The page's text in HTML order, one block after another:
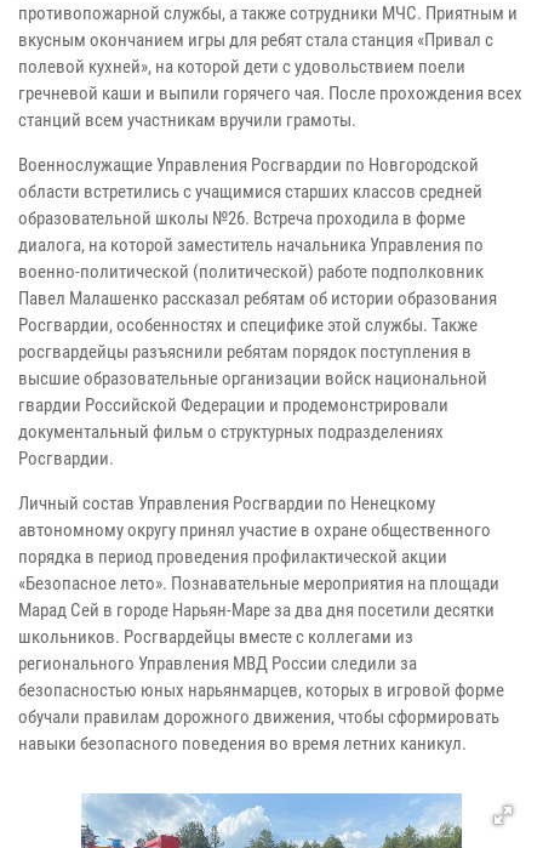
противопожарной службы, а также сотрудники МЧС. Приятным и
вкусным окончанием игры для ребят стала станция «Привал с
полевой кухней», на которой дети с удовольствием поели
гречневой каши и выпили горячего чая. После прохождения всех
станций всем участникам вручили грамоты.
Военнослужащие Управления Росгвардии по Новгородской
области встретились с учащимися старших классов средней
образовательной школы №26. Встреча проходила в форме
диалога, на которой заместитель начальника Управления по
военно-политической (политической) работе подполковник
Павел Малашенко рассказал ребятам об истории образования
Росгвардии, особенностях и специфике этой службы. Также
росгвардейцы разъяснили ребятам порядок поступления в
высшие образовательные организации войск национальной
гвардии Российской Федерации и продемонстрировали
документальный фильм о структурных подразделениях
Росгвардии.
Личный состав Управления Росгвардии по Ненецкому
автономному округу принял участие в охране общественного
порядка в период проведения профилактической акции
«Безопасное лето». Познавательные мероприятия на площади
Марад Сей в городе Нарьян-Маре за два дня посетили десятки
школьников. Росгвардейцы вместе с коллегами из
регионального Управления МВД России следили за
безопасностью юных нарьянмарцев, которых в игровой форме
обучали правилам дорожного движения, чтобы сформировать
навыки безопасного поведения во время летних каникул.